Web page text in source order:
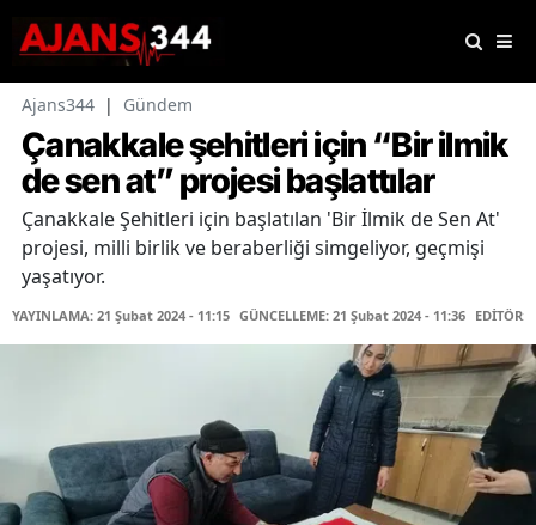
Ajans344 | Gündem
Çanakkale şehitleri için “Bir ilmik
de sen at” projesi başlattılar
Çanakkale Şehitleri için başlatılan 'Bir İlmik de Sen At'
projesi, milli birlik ve beraberliği simgeliyor, geçmişi
yaşatıyor.
YAYINLAMA: 21 Şubat 2024 - 11:15 GÜNCELLEME: 21 Şubat 2024 - 11:36